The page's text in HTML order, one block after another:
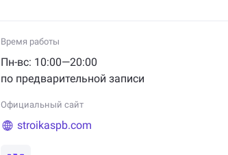
Время работы
Пн-вс: 10:00—20:00
по предварительной записи
Официальный сайт
stroikaspb.com